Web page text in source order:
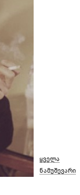
ყველა
ნამუშევარი